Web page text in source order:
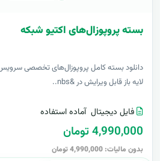
بسته پروپوزال‌های اکتیو شبکه
دانلود بسته کامل پروپوزال‌های تخصصی
لایه باز قابل ویرایش در &nbs..
فایل دیجیتال آماده استفاده
4,990,000 تومان
بدون مالیات: 4,990,000 تومان